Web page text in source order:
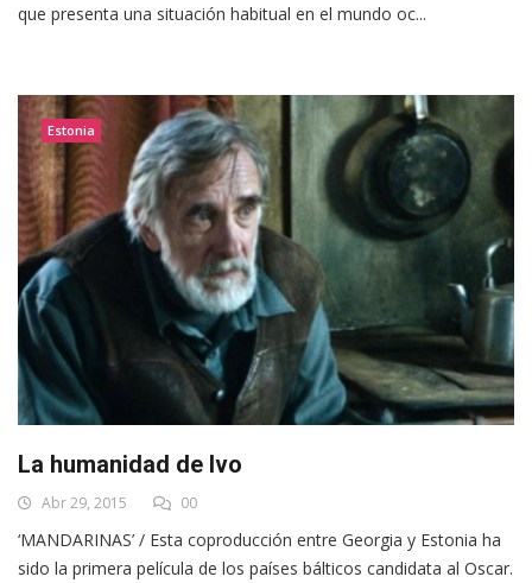
que presenta una situación habitual en el mundo oc...
Estonia
La humanidad de Ivo
Abr 29, 2015 00
‘MANDARINAS’ / Esta coproducción entre Georgia y Estonia ha
sido la primera película de los países bálticos candidata al Oscar.